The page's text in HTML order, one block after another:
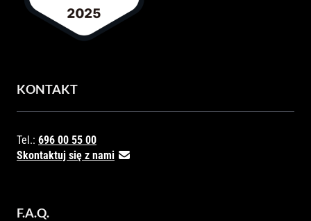
KONTAKT
Tel.: 696 00 55 00
Skontaktuj się z nami
F.A.Q.